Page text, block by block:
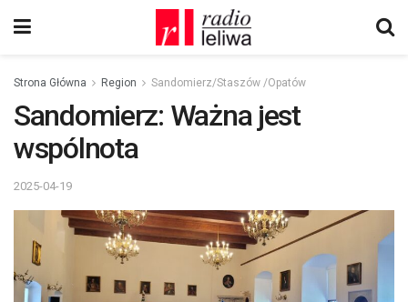
Strona Główna Region Sandomierz/Staszów /Opatów
Sandomierz: Ważna jest
wspólnota
2025-04-19